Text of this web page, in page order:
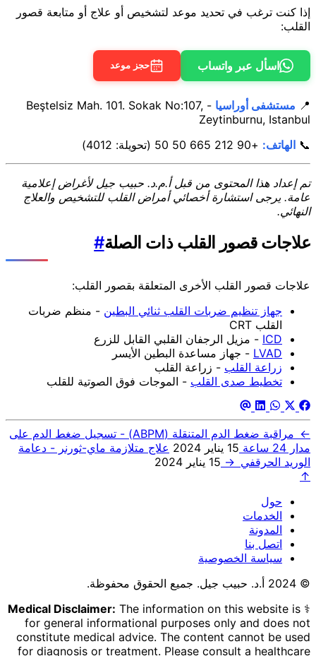
إذا كنت ترغب في تحديد موعد لتشخيص أو علاج أو متابعة قصور
القلب:
اسأل عبر واتساب حجز موعد
📍 مستشفى أوراسيا
- Beştelsiz Mah. 101. Sokak No:107,
Zeytinburnu, Istanbul
📞 الهاتف: +90 212 665 50 50 (تحويلة: 4012)
تم إعداد هذا المحتوى من قبل أ.م.د. حبيب جيل لأغراض إعلامية
عامة. يرجى استشارة أخصائي أمراض القلب للتشخيص والعلاج
النهائي.
علاجات قصور القلب ذات الصلة#
علاجات قصور القلب الأخرى المتعلقة بقصور القلب:
جهاز تنظيم ضربات القلب ثنائي البطين - منظم ضربات
القلب CRT
ICD - مزيل الرجفان القلبي القابل للزرع
LVAD - جهاز مساعدة البطين الأيسر
زراعة القلب - زراعة القلب
تخطيط صدى القلب - الموجات فوق الصوتية للقلب
←
مراقبة ضغط الدم المتنقلة (ABPM) - تسجيل ضغط الدم على
مدار 24 ساعة
15 يناير 2024
علاج متلازمة ماي-ثورنر - دعامة
الوريد الحرقفي → 15 يناير 2024
↑
حول
الخدمات
المدونة
اتصل بنا
سياسة الخصوصية
© 2024 أ.د. حبيب جيل. جميع الحقوق محفوظة.
⚕️
Medical Disclaimer: The information on this website is
for general informational purposes only and does not
constitute medical advice. The content cannot be used
for diagnosis or treatment. Please consult a healthcare